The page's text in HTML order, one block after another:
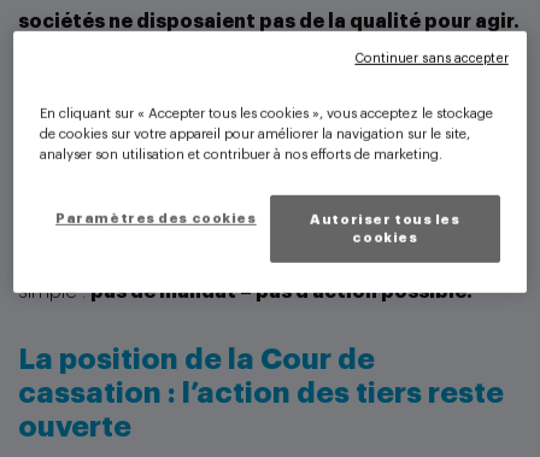
sociétés ne disposaient pas de la qualité pour agir.
➤ faute de relation contractuelle avec les commissaires
aux comptes
➤ leur action en responsabilité était irrecevable.
Autrement dit, la cour d’appel retenait une logique
simple :pas de mandat = pas d’action possible.
La position de la Cour de
cassation : l’action des tiers reste
ouverte
En cliquant sur « Accepter tous les cookies », vous acceptez le stockage
de cookies sur votre appareil pour améliorer la navigation sur le site,
analyser son utilisation et contribuer à nos efforts de marketing.
Autoriser tous les
cookies
Paramètres des cookies
Continuer sans accepter